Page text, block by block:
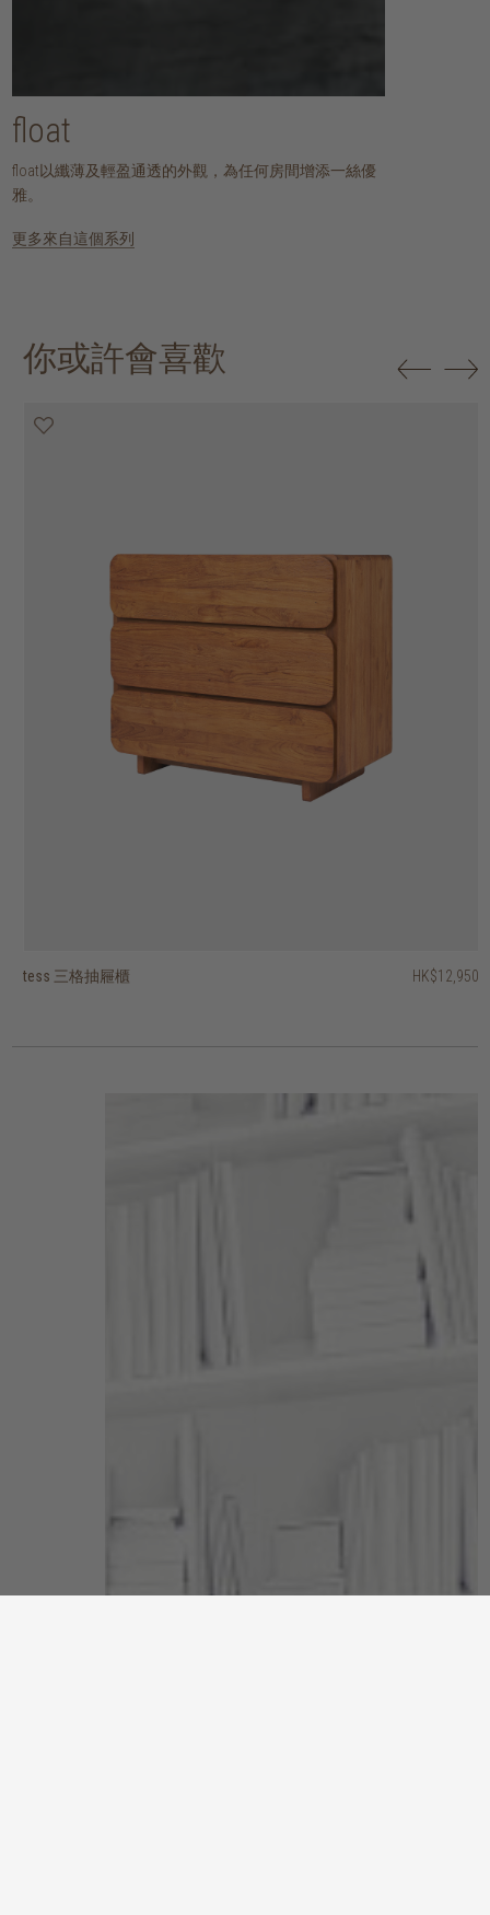
float
float以纖薄及輕盈通透的外觀，為任何房間增添一絲優
雅。
更多來自這個系列
你或許會喜歡
tess 三格抽屜櫃 HK$12,950
tess 三格抽屜櫃及開放式層架 HK$13,950
essentials 六格抽屜櫃 HK$19,950
solid 六格抽屜櫃 HK$22,950
solid 五格抽屜櫃 HK$12,450
pure and simple 附輪抽屜櫃 - 三抽屜 HK$7,450
vintage 六格抽屜櫃 HK$16,950